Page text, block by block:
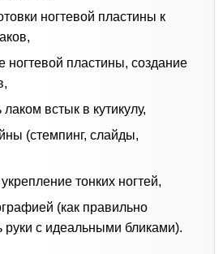
ногтевой пластины к
ногтевой пластины, создание
встык в кутикулу,
(стемпинг, слайды,
тонких ногтей,
(как правильно
с идеальными бликами).